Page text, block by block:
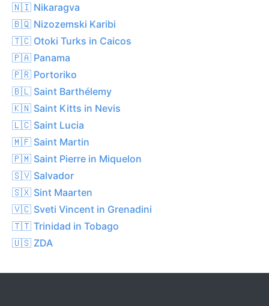
🇳🇮 Nikaragva
🇧🇶 Nizozemski Karibi
🇹🇨 Otoki Turks in Caicos
🇵🇦 Panama
🇵🇷 Portoriko
🇧🇱 Saint Barthélemy
🇰🇳 Saint Kitts in Nevis
🇱🇨 Saint Lucia
🇲🇫 Saint Martin
🇵🇲 Saint Pierre in Miquelon
🇸🇻 Salvador
🇸🇽 Sint Maarten
🇻🇨 Sveti Vincent in Grenadini
🇹🇹 Trinidad in Tobago
🇺🇸 ZDA